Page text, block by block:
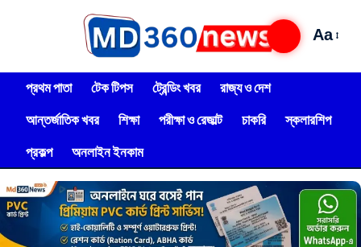
Aa
প্রথম পাতা টেক টিপস ট্রেন্ডিং খবর
রাজ্য ও দেশ
আন্তর্জাতিক খবর
শিক্ষা পরীক্ষা ও রেজাল্ট চাকরি
স্কলারশিপ
প্রকল্প
অনলাইন ইনকাম